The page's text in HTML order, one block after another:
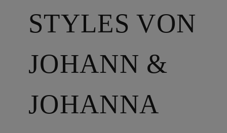
STYLES VON
JOHANN &
JOHANNA